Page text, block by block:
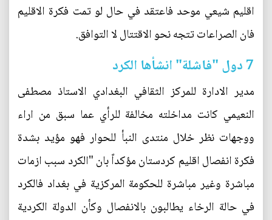
اقليم شيعي موحد فاعتقد في حال لو تمت فكرة الاقليم
فان الصراعات تتجه نحو الاقتتال لا التوافق.
7 دول "فاشلة" انشأها الكرد
مدير الادارة للمركز الثقافي البغدادي الاستاذ مصطفى
النعيمي كانت مداخلته مخالفة للرأي عما سبق من اراء
ووجهات نظر خلال منتدى النبأ للحوار فهو مؤيد بشدة
فكرة انفصال اقليم كردستان مؤكداً بان "الكرد سبب ازمات
مباشرة وغير مباشرة للحكومة المركزية في بغداد فالكرد
في حالة الرخاء يطالبون بالانفصال وكأن الدولة الكردية